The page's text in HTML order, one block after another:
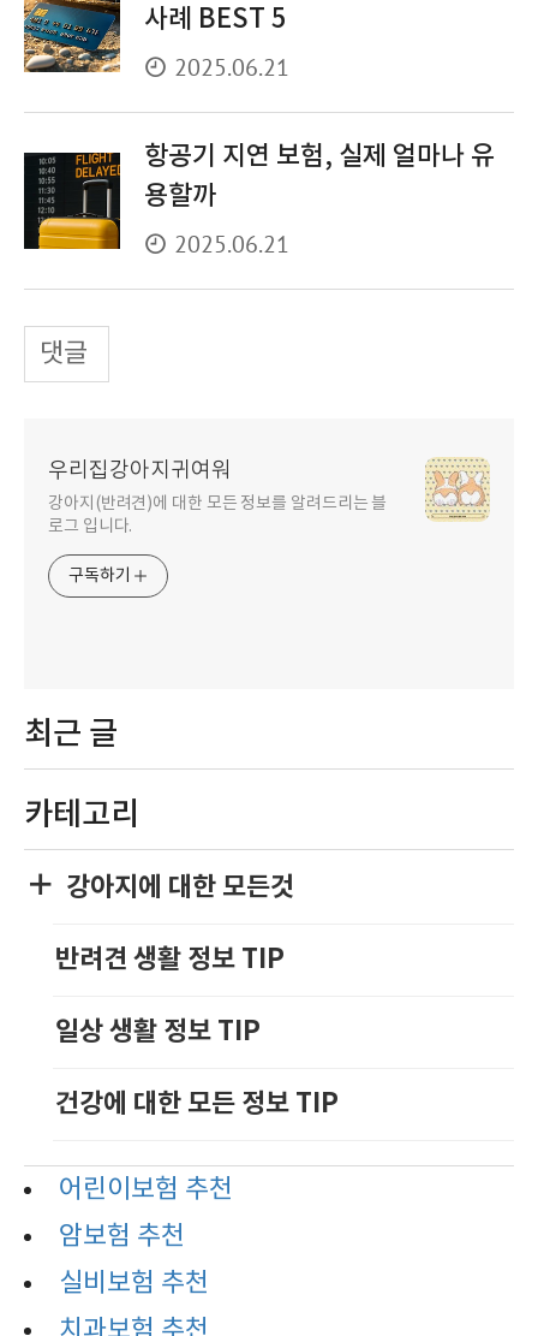
사례 BEST 5
2025.06.21
항공기 지연 보험, 실제 얼마나 유
용할까
2025.06.21
댓글
우리집강아지귀여워
강아지(반려견)에 대한 모든 정보를 알려드리는 블
로그 입니다.
구독하기
최근 글
카테고리
강아지에 대한 모든것
반려견 생활 정보 TIP
일상 생활 정보 TIP
건강에 대한 모든 정보 TIP
어린이보험 추천
암보험 추천
실비보험 추천